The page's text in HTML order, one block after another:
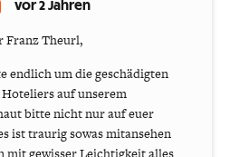
vor 2 Jahren
Franz Theurl,
endlich um die geschädigten
auf unserem
bitte nicht nur auf euer
ist traurig sowas mitansehen
mit gewisser Leichtigkeit alles